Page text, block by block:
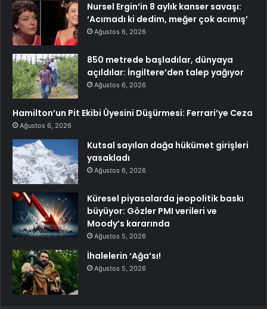
Nursel Ergin’in 8 aylık kanser savaşı:
‘Acımadı ki dedim, meğer çok acımış’
Ağustos 6, 2026
850 metrede başladılar, dünyaya
açıldılar: İngiltere’den talep yağıyor
Ağustos 6, 2026
Hamilton’un Pit Ekibi Üyesini Düşürmesi: Ferrari’ye Ceza
Ağustos 6, 2026
Kutsal sayılan dağa hükümet girişleri
yasakladı
Ağustos 6, 2026
Küresel piyasalarda jeopolitik baskı
büyüyor: Gözler PMI verileri ve
Moody’s kararında
Ağustos 5, 2026
İhalelerin ‘Ağa’sı!
Ağustos 5, 2026